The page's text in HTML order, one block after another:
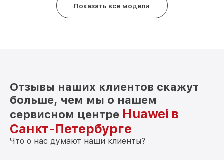
Показать все модели
Отзывы наших клиентов скажут
больше, чем мы о нашем
сервисном центре Huawei в
Санкт-Петербурге
Что о нас думают наши клиенты?